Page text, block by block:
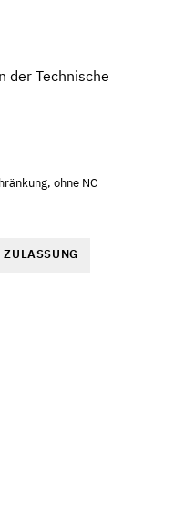
der Technische
ohne NC